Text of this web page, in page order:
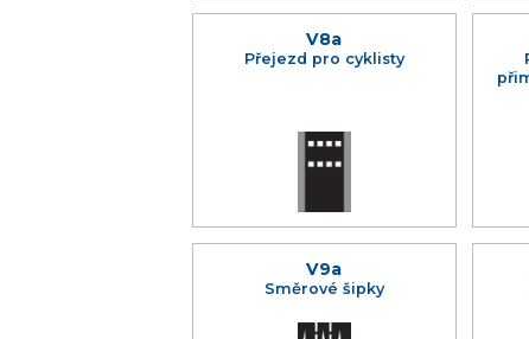
V8a
Přejezd pro cyklisty
V9a
Směrové šipky